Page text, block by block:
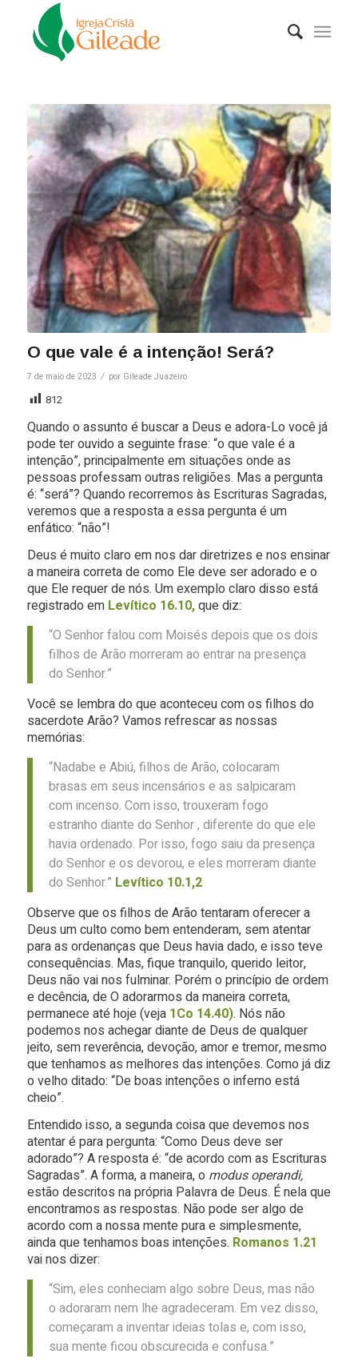
O que vale é a intenção! Será?
7 de maio de 2023 / por Gileade Juazeiro
812
Quando o assunto é buscar a Deus e adora-Lo você já
pode ter ouvido a seguinte frase: “o que vale é a
intenção”, principalmente em situações onde as
pessoas professam outras religiões. Mas a pergunta
é: “será”? Quando recorremos às Escrituras Sagradas,
veremos que a resposta a essa pergunta é um
enfático: “não”!
Deus é muito claro em nos dar diretrizes e nos ensinar
a maneira correta de como Ele deve ser adorado e o
que Ele requer de nós. Um exemplo claro disso está
registrado em Levítico 16.10,que diz:
“O Senhor falou com Moisés depois que os dois
filhos de Arão morreram ao entrar na presença
do Senhor.”
Você se lembra do que aconteceu com os filhos do
sacerdote Arão? Vamos refrescar as nossas
memórias:
“Nadabe e Abiú, filhos de Arão, colocaram
brasas em seus incensários e as salpicaram
com incenso. Com isso, trouxeram fogo
estranho diante do Senhor , diferente do que ele
havia ordenado. Por isso, fogo saiu da presença
do Senhor e os devorou, e eles morreram diante
do Senhor.” Levítico 10.1,2
Observe que os filhos de Arão tentaram oferecer a
Deus um culto como bem entenderam, sem atentar
para as ordenanças que Deus havia dado, e isso teve
consequências. Mas, fique tranquilo, querido leitor,
Deus não vai nos fulminar. Porém o princípio de ordem
e decência, de O adorarmos da maneira correta,
permanece até hoje (veja 1Co 14.40). Nós não
podemos nos achegar diante de Deus de qualquer
jeito, sem reverência, devoção, amor e tremor, mesmo
que tenhamos as melhores das intenções. Como já diz
o velho ditado: “De boas intenções o inferno está
cheio”.
Entendido isso, a segunda coisa que devemos nos
atentar é para pergunta: “Como Deus deve ser
adorado”? A resposta é: “de acordo com as Escrituras
Sagradas”. A forma, a maneira, omodus operandi,
estão descritos na própria Palavra de Deus. É nela que
encontramos as respostas. Não pode ser algo de
acordo com a nossa mente pura e simplesmente,
ainda que tenhamos boas intenções. Romanos 1.21
vai nos dizer:
“Sim, eles conheciam algo sobre Deus, mas não
o adoraram nem lhe agradeceram. Em vez disso,
começaram a inventar ideias tolas e, com isso,
sua mente ficou obscurecida e confusa.”